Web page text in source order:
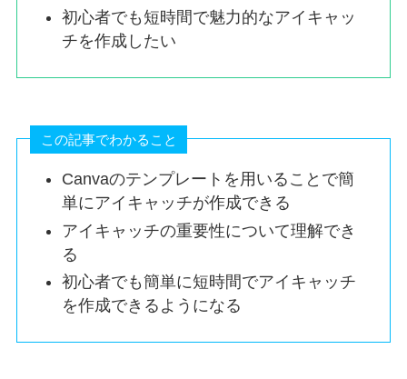
初心者でも短時間で魅力的なアイキャッ
チを作成したい
この記事でわかること
Canvaのテンプレートを用いることで簡
単にアイキャッチが作成できる
アイキャッチの重要性について理解でき
る
初心者でも簡単に短時間でアイキャッチ
を作成できるようになる